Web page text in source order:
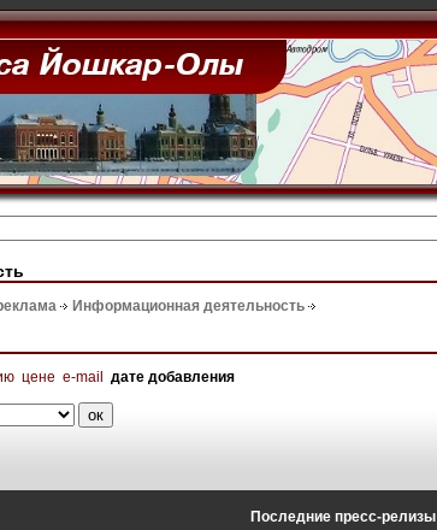
Информационная деятельность
цене e-mail дате добавления
Последние пресс-релизы